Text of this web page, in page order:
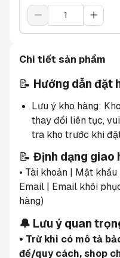
Chi tiết sản phẩm
📝 Hướng dẫn đặt
Lưu ý kho hàng:
thay đổi liên tục,
tra kho trước khi
📝 Định dạng giao
• Tài khoản | Mật
Email | Email khôi
hàng)
🔔 Lưu ý quan
• Trừ khi có mô tả
đề/quy cách, shop